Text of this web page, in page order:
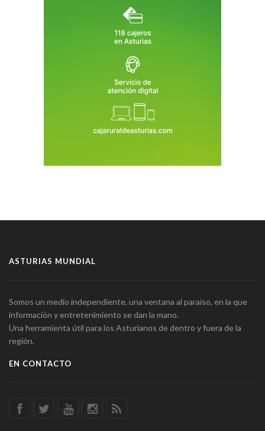
ASTURIAS MUNDIAL
Somos un medio independiente, una ventana al paraíso, en la que
información y entretenimiento se dan la mano.
Una herramienta útil para los Asturianos de dentro y fuera de la
región.
EN CONTACTO